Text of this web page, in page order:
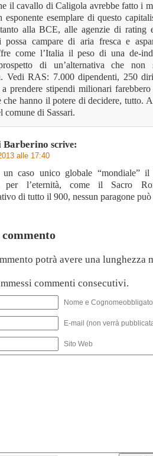
il cavallo di Caligola avrebbe fatto i
esponente esemplare di questo
alla BCE, alle agenzie di rating
possa campare di aria fresca e
come l’Italia il peso di una de-
di un’alternativa che
Vedi RAS: 7.000 dipendenti, 250
a prendere stipendi milionari
che hanno il potere di decidere, tutto.
comune di Sassari.
Barberino scrive:
alle 17:40
un caso unico globale “mondiale” il
per l’eternità, come il Sacro
di tutto il 900, nessun paragone può
potrà avere una lunghezza
commenti consecutivi.
Nome e
E-mail (non verrà
Sito Web